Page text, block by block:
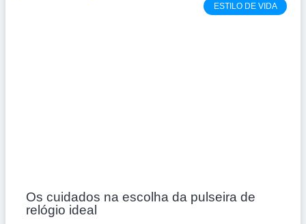
ESTILO DE VIDA
Os cuidados na escolha da pulseira de
relógio ideal